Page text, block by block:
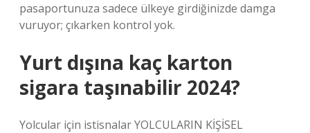
pasaportunuza sadece ülkeye girdiğinizde damga
vuruyor; çıkarken kontrol yok.
Yurt dışına kaç karton
sigara taşınabilir 2024?
Yolcular için istisnalar YOLCULARIN KİŞİSEL